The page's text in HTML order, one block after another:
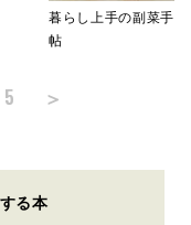
暮らし上手の副菜手
帖
5 ＞
る本